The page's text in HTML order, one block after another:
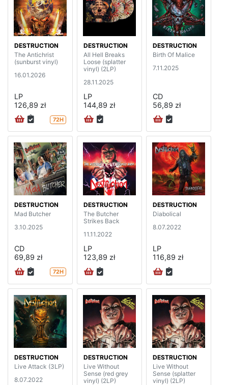
DESTRUCTION
The Antichrist
(sunburst vinyl)
16.01.2026
LP
126,89 zł
72H
DESTRUCTION
All Hell Breaks
Loose (splatter
vinyl) (2LP)
28.11.2025
LP
144,89 zł
DESTRUCTION
Birth Of Malice
7.11.2025
CD
56,89 zł
DESTRUCTION
Mad Butcher
3.10.2025
CD
69,89 zł
72H
DESTRUCTION
The Butcher
Strikes Back
11.11.2022
LP
123,89 zł
DESTRUCTION
Diabolical
8.07.2022
LP
116,89 zł
DESTRUCTION
Live Attack (3LP)
8.07.2022
DESTRUCTION
Live Without
Sense (red grey
vinyl) (2LP)
DESTRUCTION
Live Without
Sense (splatter
vinyl) (2LP)